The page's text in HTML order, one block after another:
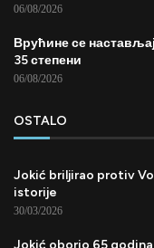
06/08/2026
Врућине се
35 степени
06/08/2026
OSTALO
Jokić briljirao protiv
istorije
30/03/2026